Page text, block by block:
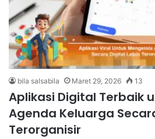
bila salsabila Maret 29, 2026 13
Aplikasi Digital Terbaik
Agenda Keluarga
Terorganisir